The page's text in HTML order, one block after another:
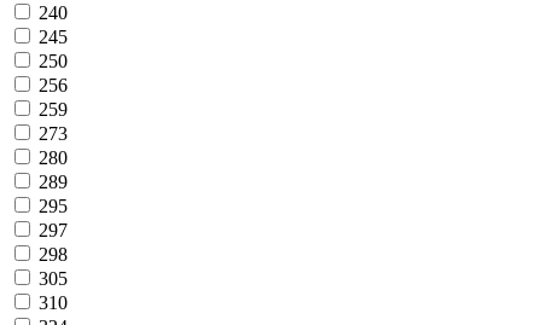
240
245
250
256
259
273
280
289
295
297
298
305
310